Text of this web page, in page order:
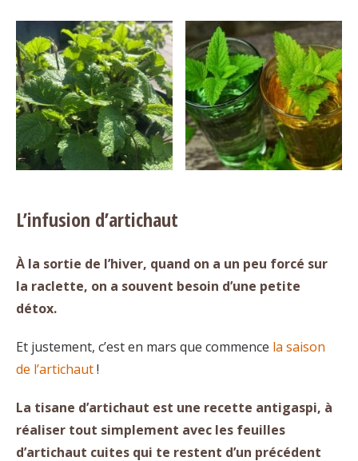
L’infusion d’artichaut
À la sortie de l’hiver, quand on a un peu forcé sur
la raclette, on a souvent besoin d’une petite
détox.
Et justement, c’est en mars que commence la saison
de l’artichaut!
La tisane d’artichaut est une recette antigaspi, à
réaliser tout simplement avec les feuilles
d’artichaut cuites qui te restent d’un précédent